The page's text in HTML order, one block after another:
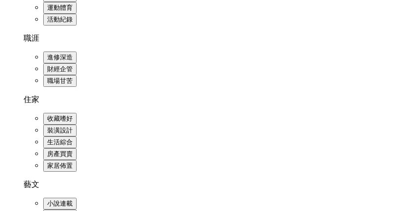
運動體育
活動紀錄
職涯
進修深造
財經企管
職場甘苦
住家
收藏嗜好
裝潢設計
生活綜合
房產買賣
家居佈置
藝文
小說連載